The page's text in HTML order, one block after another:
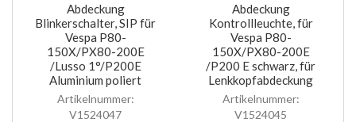
Abdeckung
Blinkerschalter, SIP für
Vespa P80-
150X/PX80-200E
/Lusso 1°/P200E
Aluminium poliert
Artikelnummer:
V1524047
Abdeckung
Kontrollleuchte, für
Vespa P80-
150X/PX80-200E
/P200 E schwarz, für
Lenkkopfabdeckung
Artikelnummer:
V1524045